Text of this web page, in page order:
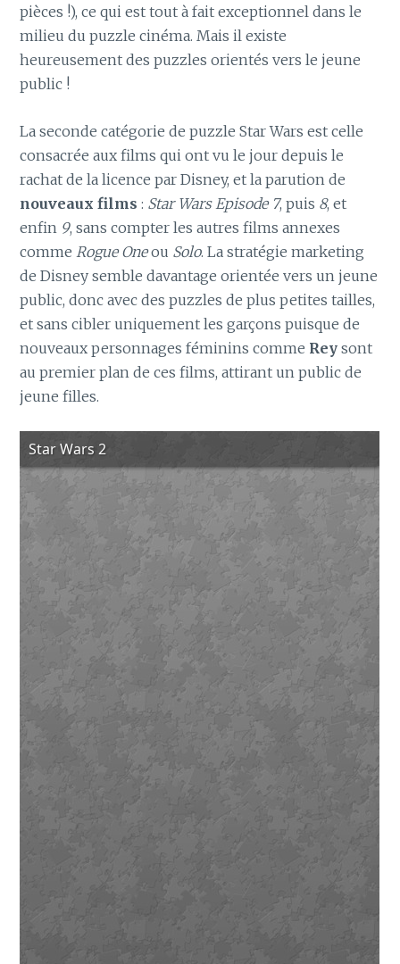
pièces !), ce qui est tout à fait exceptionnel dans le
milieu du puzzle cinéma. Mais il existe
heureusement des puzzles orientés vers le jeune
public !
La seconde catégorie de puzzle Star Wars est celle
consacrée aux films qui ont vu le jour depuis le
rachat de la licence par Disney, et la parution de
nouveaux films : Star Wars Episode 7, puis 8, et
enfin 9, sans compter les autres films annexes
comme Rogue Oneou Solo. La stratégie marketing
de Disney semble davantage orientée vers un jeune
public, donc avec des puzzles de plus petites tailles,
et sans cibler uniquement les garçons puisque de
nouveaux personnages féminins comme Rey sont
au premier plan de ces films, attirant un public de
jeune filles.